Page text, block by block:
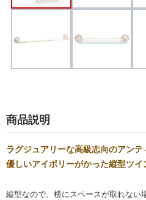
商品説明
ラグジュアリーな高級志向のアンテ
優しいアイボリーがかった縦型ツ
縦型なので、横にスペースが取れない